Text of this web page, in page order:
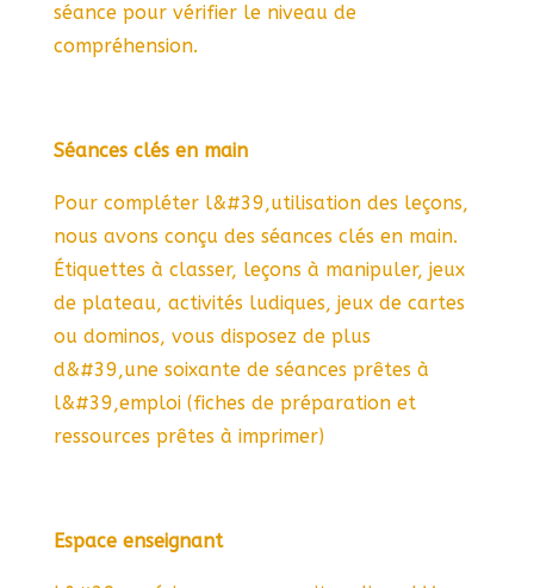
séance pour vérifier le niveau de
compréhension.
Séances clés en main
Pour compléter l&#39,utilisation des leçons,
nous avons conçu des séances clés en main.
Étiquettes à classer, leçons à manipuler, jeux
de plateau, activités ludiques, jeux de cartes
ou dominos, vous disposez de plus
d&#39,une soixante de séances prêtes à
l&#39,emploi (fiches de préparation et
ressources prêtes à imprimer)
Espace enseignant